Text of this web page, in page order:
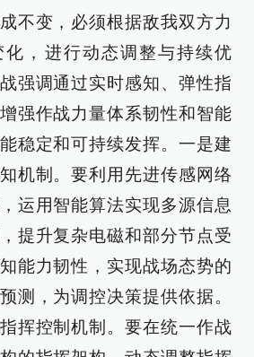
不变，必须根据敌我双方力
，进行动态调整与持续优
强调通过实时感知、弹性指
强作战力量体系韧性和智能
稳定和可持续发挥。一是建
机制。要利用先进传感网络
运用智能算法实现多源信息
提升复杂电磁和部分节点受
能力韧性，实现战场态势的
测，为调控决策提供依据。
挥控制机制。要在统一作战